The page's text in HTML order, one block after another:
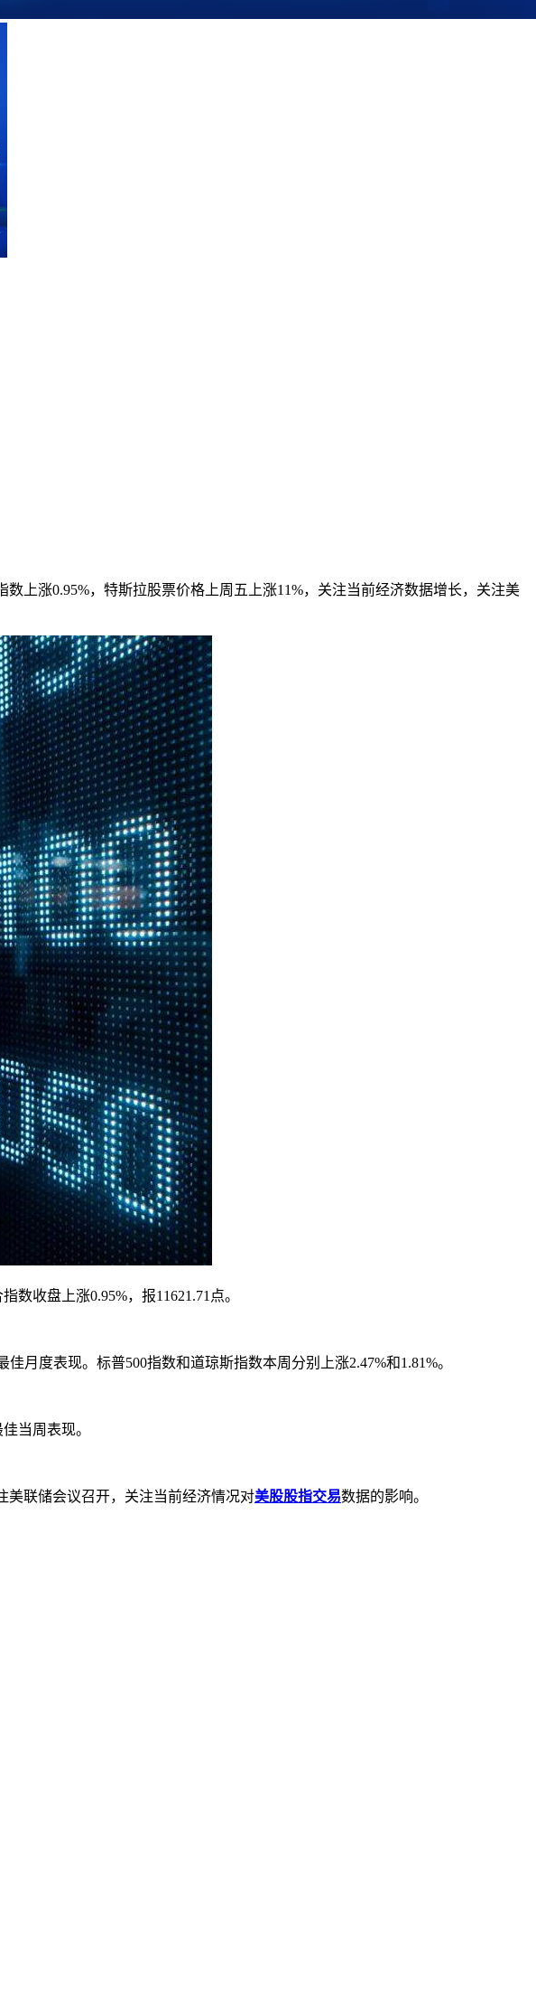
涨0.95%，特斯拉股票价格上周五上涨11%，关注当前经济数据增长，关注美
收盘上涨0.95%，报11621.71点。
度表现。标普500指数和道琼斯指数本周分别上涨2.47%和1.81%。
当周表现。
联储会议召开，关注当前经济情况对美股股指交易数据的影响。